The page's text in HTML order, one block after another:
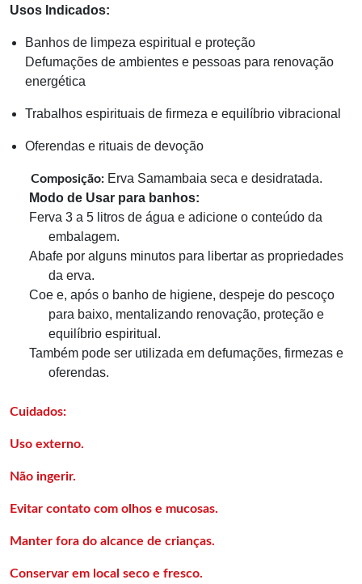
Usos Indicados:
Banhos de limpeza espiritual e proteção
Defumações de ambientes e pessoas para renovação
energética
Trabalhos espirituais de firmeza e equilíbrio vibracional
Oferendas e rituais de devoção
Composição: Erva Samambaia seca e desidratada.
Modo de Usar para banhos:
Ferva 3 a 5 litros de água e adicione o conteúdo da
embalagem.
Abafe por alguns minutos para libertar as propriedades
da erva.
Coe e, após o banho de higiene, despeje do pescoço
para baixo, mentalizando renovação, proteção e
equilíbrio espiritual.
Também pode ser utilizada em defumações, firmezas e
oferendas.
Cuidados:
Uso externo.
Não ingerir.
Evitar contato com olhos e mucosas.
Manter fora do alcance de crianças.
Conservar em local seco e fresco.